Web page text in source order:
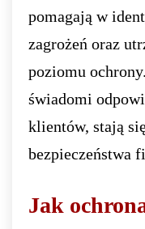
pomagają w
zagrożeń oraz
poziomu
świadomi
klientów, stają
bezpieczeństwa
Jak